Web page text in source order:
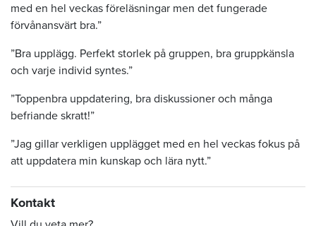
med en hel veckas föreläsningar men det fungerade
förvånansvärt bra.”
”Bra upplägg. Perfekt storlek på gruppen, bra gruppkänsla
och varje individ syntes.”
”Toppenbra uppdatering, bra diskussioner och många
befriande skratt!”
”Jag gillar verkligen upplägget med en hel veckas fokus på
att uppdatera min kunskap och lära nytt.”
Kontakt